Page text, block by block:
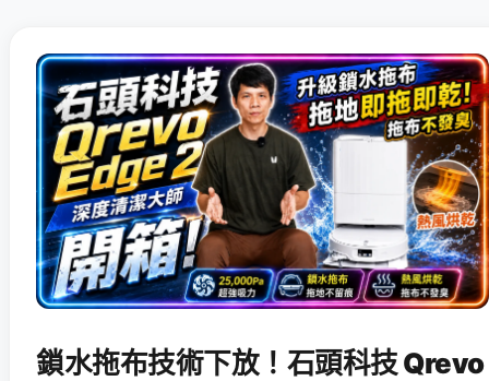
鎖水拖布技術下放！石頭科技 Qrevo